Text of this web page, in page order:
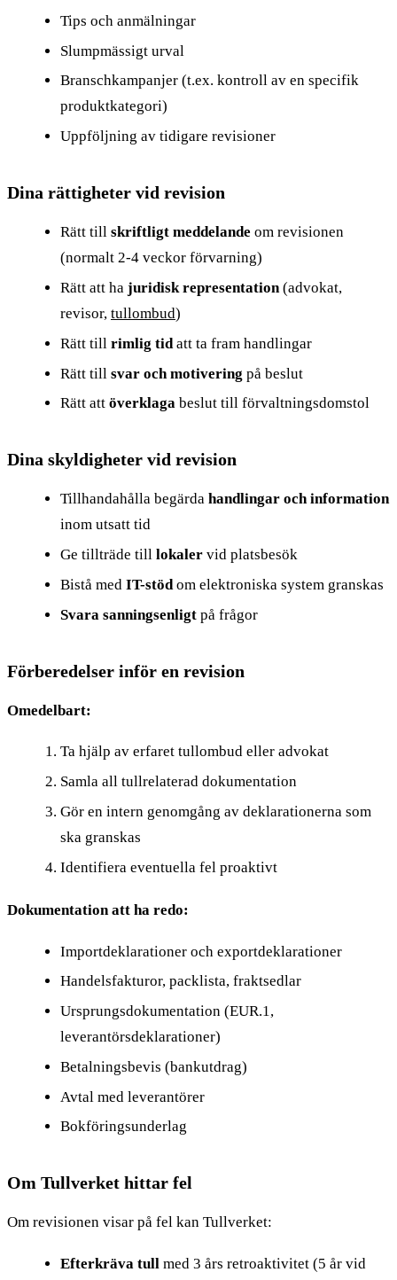
Tips och anmälningar
Slumpmässigt urval
Branschkampanjer (t.ex. kontroll av en specifik
produktkategori)
Uppföljning av tidigare revisioner
Dina rättigheter vid revision
Rätt till skriftligt meddelande om revisionen
(normalt 2-4 veckor förvarning)
Rätt att ha juridisk representation(advokat,
revisor, tullombud)
Rätt till rimlig tid att ta fram handlingar
Rätt till svar och motivering på beslut
Rätt att överklaga beslut till förvaltningsdomstol
Dina skyldigheter vid revision
Tillhandahålla begärda handlingar och information
inom utsatt tid
Ge tillträde till lokaler vid platsbesök
Bistå med IT-stödom elektroniska system granskas
Svara sanningsenligt på frågor
Förberedelser inför en revision
Omedelbart:
Ta hjälp av erfaret tullombud eller advokat
Samla all tullrelaterad dokumentation
Gör en intern genomgång av deklarationerna som
ska granskas
Identifiera eventuella fel proaktivt
Dokumentation att ha redo:
Importdeklarationer och exportdeklarationer
Handelsfakturor, packlista, fraktsedlar
Ursprungsdokumentation (EUR.1,
leverantörsdeklarationer)
Betalningsbevis (bankutdrag)
Avtal med leverantörer
Bokföringsunderlag
Om Tullverket hittar fel
Om revisionen visar på fel kan Tullverket:
Efterkräva tull med 3 års retroaktivitet (5 år vid